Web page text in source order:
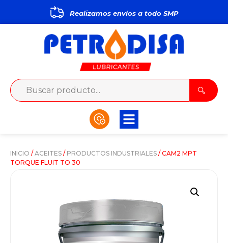
Realizamos envíos a todo SMP
INICIO / ACEITES / PRODUCTOS INDUSTRIALES / CAM2 MPT
TORQUE FLUIT TO 30